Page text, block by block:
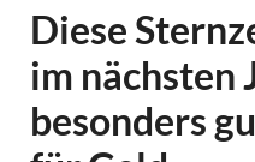
Diese
im nächsten
besonders